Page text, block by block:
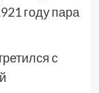
году пара
с